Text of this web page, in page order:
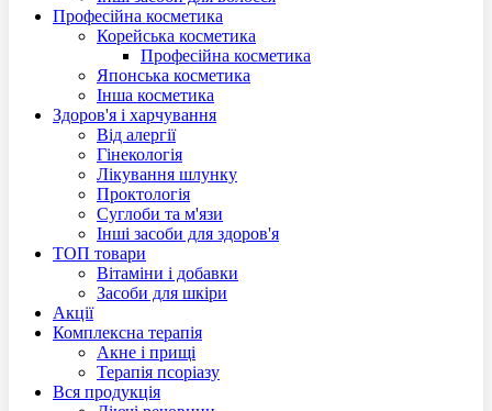
Професійна косметика
Корейська косметика
Професійна косметика
Японська косметика
Інша косметика
Здоров'я і харчування
Від алергії
Гінекологія
Лікування шлунку
Проктологія
Суглоби та м'язи
Інші засоби для здоров'я
ТОП товари
Вітаміни і добавки
Засоби для шкіри
Акцiї
Комплексна терапія
Акне і прищі
Терапія псоріазу
Вся продукція